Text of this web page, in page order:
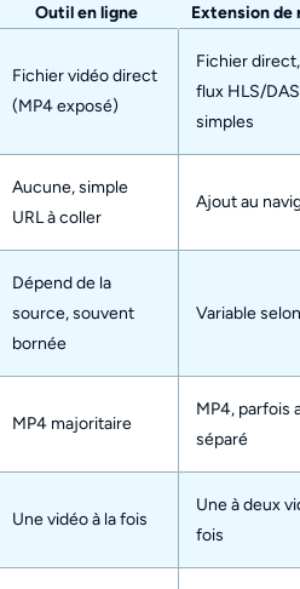
Outil en ligne Extension de
Fichier vidéo direct
(MP4 exposé)
Fichier
flux HLS/
simples
Aucune, simple
URL à coller
Ajout au
Dépend de la
source, souvent
bornée
Variable
MP4 majoritaire
MP4, parfois
séparé
Une vidéo à la fois
Une à deux
fois